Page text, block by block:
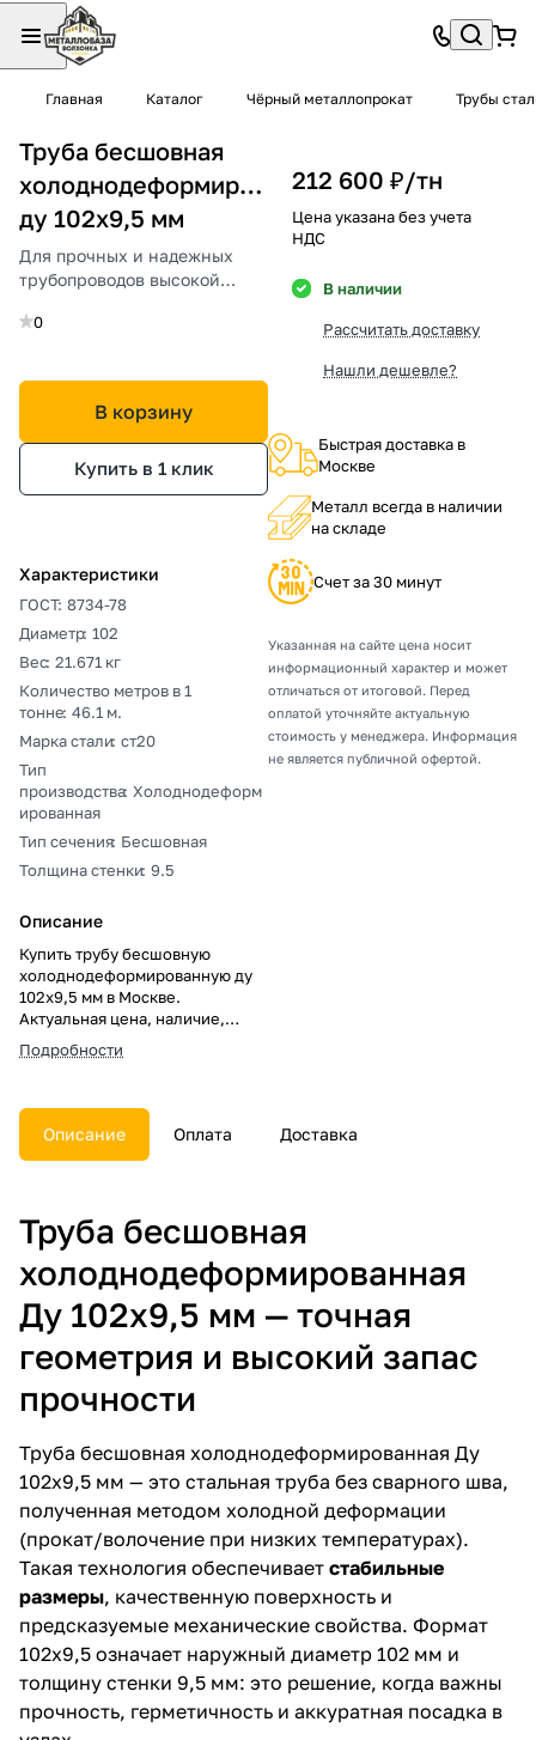
Главная Каталог Чёрный металлопрокат Трубы
Труба бесшовная
холоднодеформированная
ду 102х9,5 мм
Для прочных и надежных
трубопроводов высокой
0
В корзину
Купить в 1 клик
Характеристики
ГОСТ: 8734-78
Диаметр: 102
Вес: 21.671 кг
Количество метров в 1
тонне: 46.1 м.
Марка стали: ст20
Тип
производства: Холоднодеформ
ированная
Тип сечения: Бесшовная
Толщина стенки: 9.5
Описание
Купить трубу бесшовную
холоднодеформированную ду
102х9,5 мм в Москве.
Актуальная цена, наличие,
резка в размер, погрузка,
доставка, расчет веса и
Подробности
212 600 ₽/тн
Цена указана без учета
НДС
В наличии
Рассчитать доставку
Нашли дешевле?
Быстрая доставка в
Москве
Металл всегда в наличии
на складе
Счет за 30 минут
Указанная на сайте цена носит
информационный характер и может
отличаться от итоговой. Перед
оплатой уточняйте актуальную
стоимость у менеджера. Информация
не является публичной офертой.
Описание Оплата Доставка
Труба бесшовная
холоднодеформированная
Ду 102х9,5 мм — точная
геометрия и высокий запас
прочности
Труба бесшовная холоднодеформированная Ду
102х9,5 мм — это стальная труба без сварного шва,
полученная методом холодной деформации
(прокат/волочение при низких температурах).
Такая технология обеспечивает стабильные
размеры, качественную поверхность и
предсказуемые механические свойства. Формат
102х9,5 означает наружный диаметр 102 мм и
толщину стенки 9,5 мм: это решение, когда важны
прочность, герметичность и аккуратная посадка в